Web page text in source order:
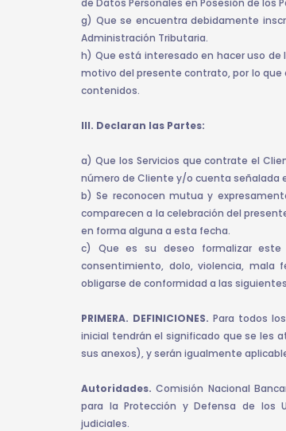
g) Que se encuentra debidamente
Administración Tributaria.
h) Que está interesado en hacer uso de
motivo del presente contrato, por lo
contenidos.
III. Declaran las Partes:
a) Que los Servicios que contrate el
número de Cliente y/o cuenta señalada
b) Se reconocen mutua y
comparecen a la celebración del
en forma alguna a esta fecha.
c) Que es su deseo formalizar
consentimiento, dolo, violencia, mala
obligarse de conformidad a las
PRIMERA. DEFINICIONES. Para todos
inicial tendrán el significado que se les
sus anexos), y serán igualmente
Autoridades. Comisión Nacional
para la Protección y Defensa de los
judiciales.